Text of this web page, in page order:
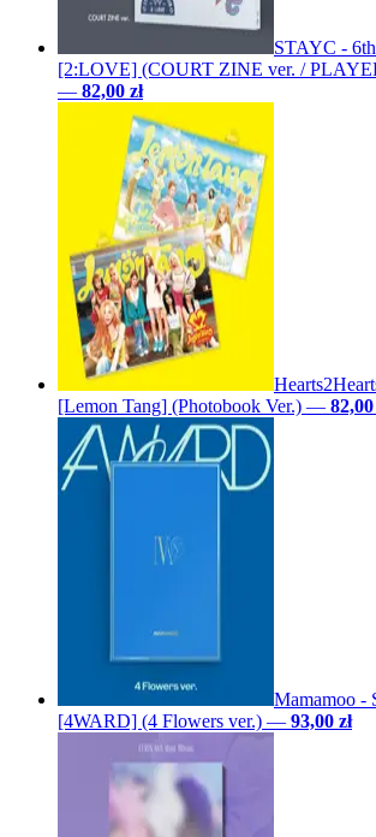
STAYC -
[2:LOVE] (COURT ZINE ver. /
— 82,00 zł
[Lemon Tang] (Photobook Ver.) — 82,00
Mamamoo -
[4WARD] (4 Flowers ver.) — 93,00 zł